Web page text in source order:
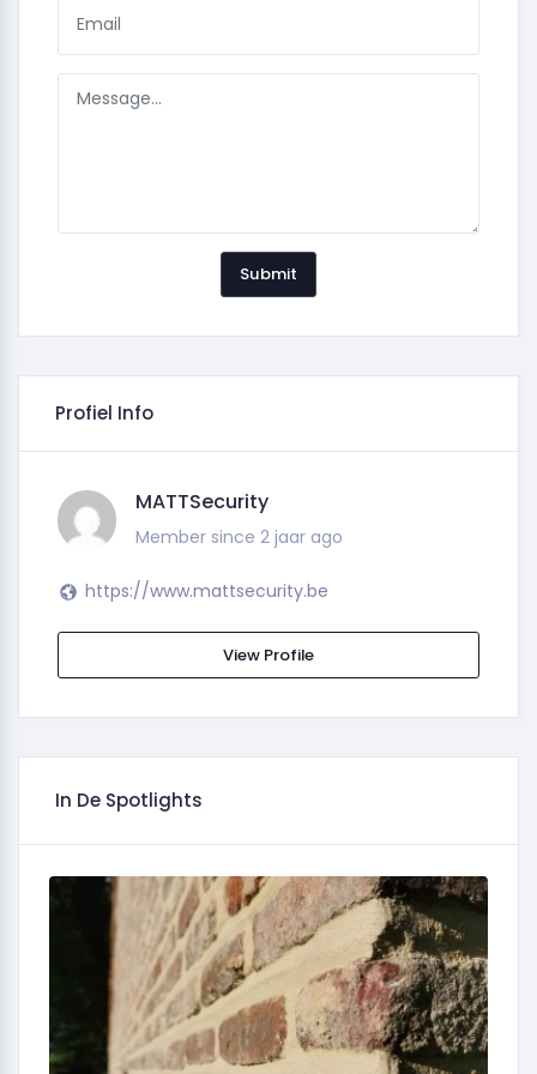
Submit
Profiel Info
MATTSecurity
Member since 2 jaar ago
https://www.mattsecurity.be
View Profile
In De Spotlights